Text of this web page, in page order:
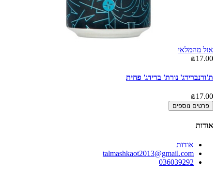
אזל מהמלאי
₪17.00
ת'ורנברידג' נורת' ברידג' פחית
₪17.00
פרטים נוספים
אודות
אודות
talmashkaot2013@gmail.com
036039292